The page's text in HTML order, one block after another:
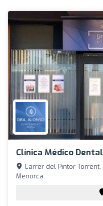
Clínica Médico
Carrer del Pintor
Menorca